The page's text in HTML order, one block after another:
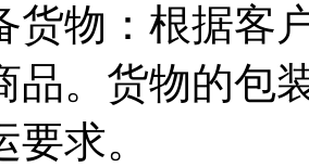
货物：根据客
品。货物的包
要求。